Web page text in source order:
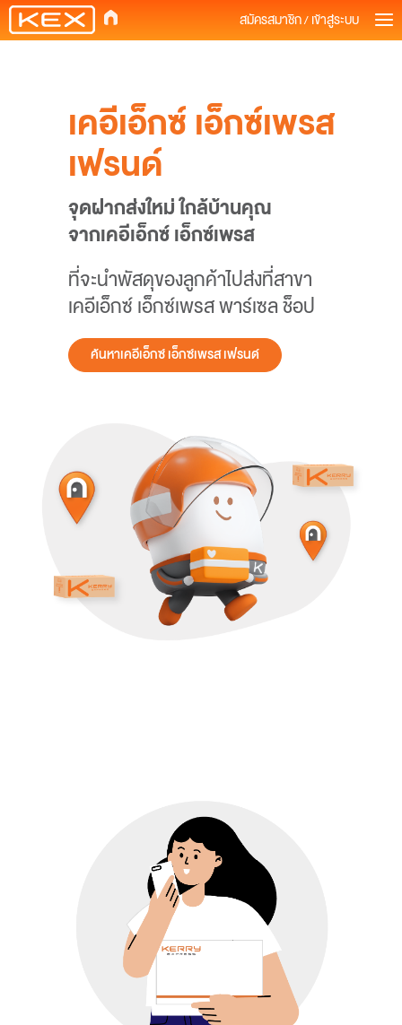
สมัครสมาชิก / เข้าสู่ระบบ
เคอีเอ็กซ์ เอ็กซ์เพรส
เฟรนด์
จุดฝากส่งใหม่ ใกล้บ้านคุณ
จากเคอีเอ็กซ์ เอ็กซ์เพรส
ที่จะนำพัสดุของลูกค้าไปส่งที่สาขา
เคอีเอ็กซ์ เอ็กซ์เพรส พาร์เซล ช็อป
ค้นหาเคอีเอ็กซ์ เอ็กซ์เพรส เฟรนด์